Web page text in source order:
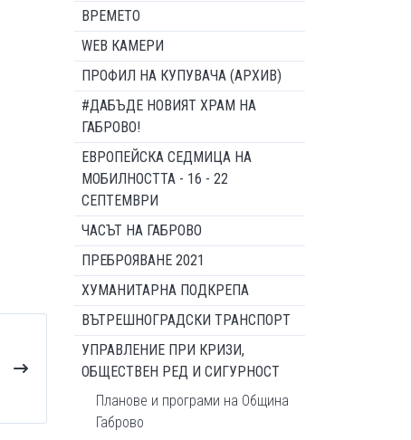
ВРЕМЕТО
WEB КАМЕРИ
ПРОФИЛ НА КУПУВАЧА (АРХИВ)
#ДАБЪДЕ НОВИЯТ ХРАМ НА
ГАБРОВО!
ЕВРОПЕЙСКА СЕДМИЦА НА
МОБИЛНОСТТА - 16 - 22
СЕПТЕМВРИ
ЧАСЪТ НА ГАБРОВО
ПРЕБРОЯВАНЕ 2021
ХУМАНИТАРНА ПОДКРЕПА
ВЪТРЕШНОГРАДСКИ ТРАНСПОРТ
УПРАВЛЕНИЕ ПРИ КРИЗИ,
ОБЩЕСТВЕН РЕД И СИГУРНОСТ
Планове и програми на Община
Габрово